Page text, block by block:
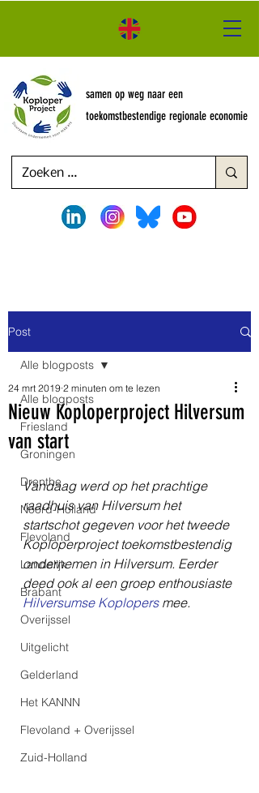
samen op weg naar een
toekomstbestendige regionale economie
Post
Alle blogposts
Friesland
Groningen
Drenthe
Noord-Holland
Flevoland
Landelijk
Brabant
Overijssel
Uitgelicht
Gelderland
Het KANNN
Flevoland + Overijssel
Zuid-Holland
Alle blogposts
Nieuw Koploperproject Hilversum
van start
24 mrt 2019 2 minuten om te lezen
Vandaag werd op het prachtige
raadhuis van Hilversum het
startschot gegeven voor het tweede
Koploperproject toekomstbestendig
ondernemen in Hilversum. Eerder
deed ook al een groep enthousiaste
Hilversumse Koplopers mee.